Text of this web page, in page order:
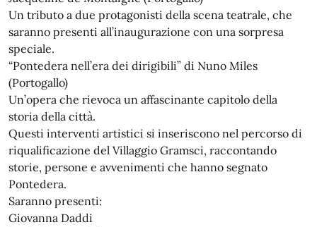
Un tributo a due protagonisti della scena teatrale, che
saranno presenti all’inaugurazione con una sorpresa
speciale.
“Pontedera nell’era dei dirigibili” di Nuno Miles
(Portogallo)
Un’opera che rievoca un affascinante capitolo della
storia della città.
Questi interventi artistici si inseriscono nel percorso di
riqualificazione del Villaggio Gramsci, raccontando
storie, persone e avvenimenti che hanno segnato
Pontedera.
Saranno presenti:
Giovanna Daddi